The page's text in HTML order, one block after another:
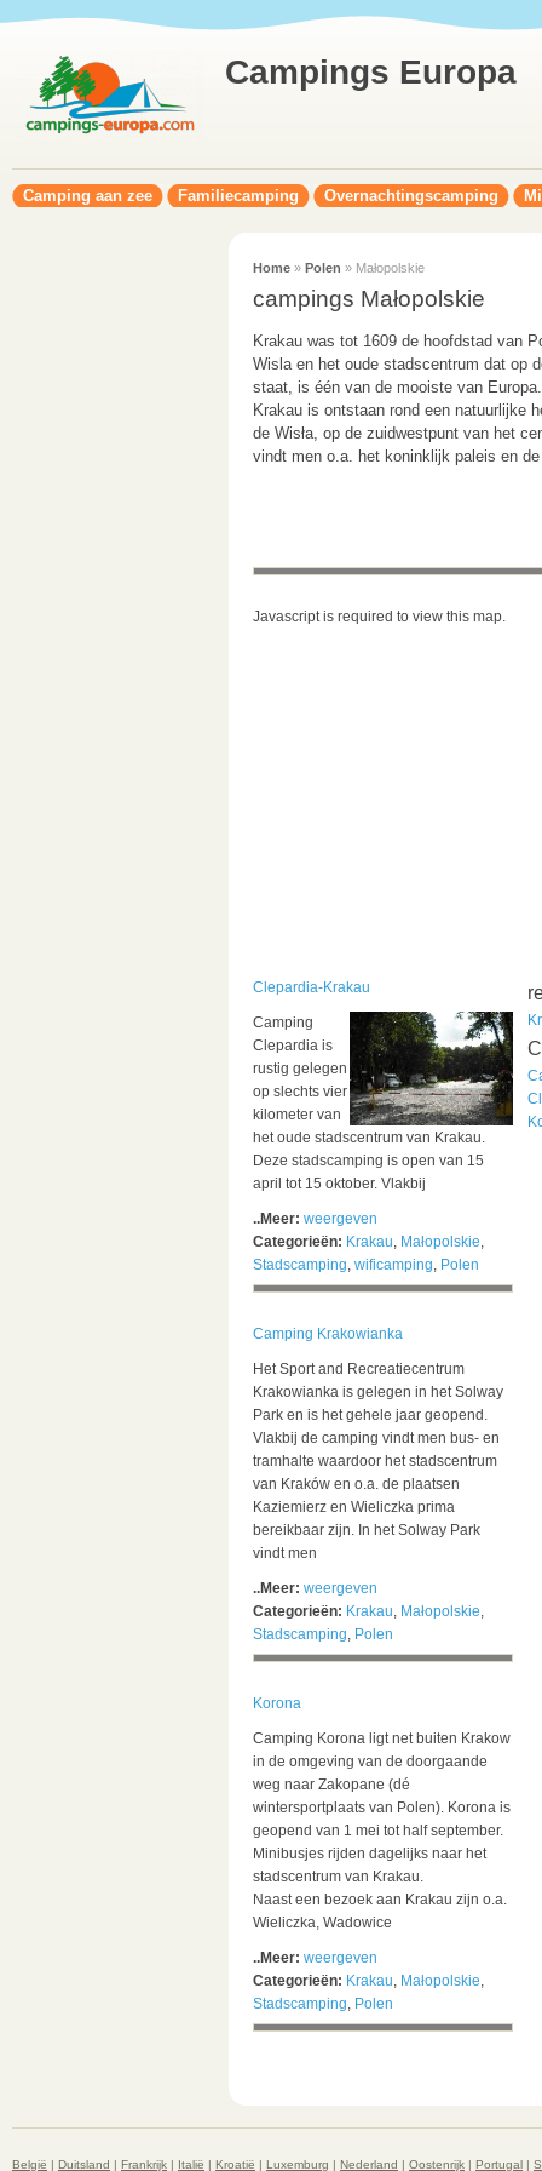
Campings Europa
Camping aan zee Familiecamping Overnachtingscamping
Home» Polen » Małopolskie
campings Małopolskie
Krakau was tot 1609 de hoofdstad van
Wisla en het oude stadscentrum dat op
staat, is één van de mooiste van Europa.
Krakau is ontstaan rond een natuurlijke
de Wisła, op de zuidwestpunt van het
vindt men o.a. het koninklijk paleis en
Javascript is required to view this map.
Clepardia-Krakau
Camping
Clepardia is
rustig gelegen
op slechts vier
kilometer van
het oude stadscentrum van Krakau.
Deze stadscamping is open van 15
april tot 15 oktober. Vlakbij
..Meer: weergeven
Categorieën: Krakau, Małopolskie,
Stadscamping, wificamping, Polen
Camping Krakowianka
Het Sport and Recreatiecentrum
Krakowianka is gelegen in het Solway
Park en is het gehele jaar geopend.
Vlakbij de camping vindt men bus- en
tramhalte waardoor het stadscentrum
van Kraków en o.a. de plaatsen
Kaziemierz en Wieliczka prima
bereikbaar zijn. In het Solway Park
vindt men
..Meer: weergeven
Categorieën: Krakau, Małopolskie,
Stadscamping, Polen
Korona
Camping Korona ligt net buiten Krakow
in de omgeving van de doorgaande
weg naar Zakopane (dé
wintersportplaats van Polen). Korona is
geopend van 1 mei tot half september.
Minibusjes rijden dagelijks naar het
stadscentrum van Krakau.
Naast een bezoek aan Krakau zijn o.a.
Wieliczka, Wadowice
..Meer: weergeven
Categorieën: Krakau, Małopolskie,
Stadscamping, Polen
België | Duitsland | Frankrijk | Italië | Kroatië | Luxemburg | Nederland | Oostenrijk | Portugal |